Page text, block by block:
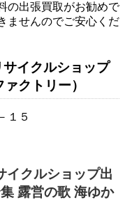
の出張買取がお勧めで
ませんのでご安心くだ
イクルショップ
クトリー）
１５
イクルショップ出
露営の歌 海ゆか